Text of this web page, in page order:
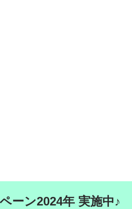
ーン2024年 実施中♪